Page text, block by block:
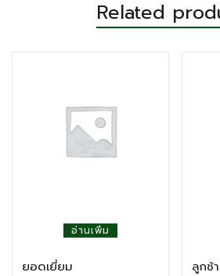
Related
อ่านเพิ่ม
ยอดเยี่ยม ลูกช้